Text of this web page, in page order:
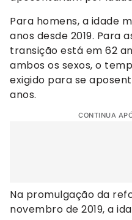
Para homens, a idade
anos desde 2019. Para
transição está em 62
ambos os sexos, o
exigido para se
anos.
CONTINUA
Na promulgação da
novembro de 2019, a